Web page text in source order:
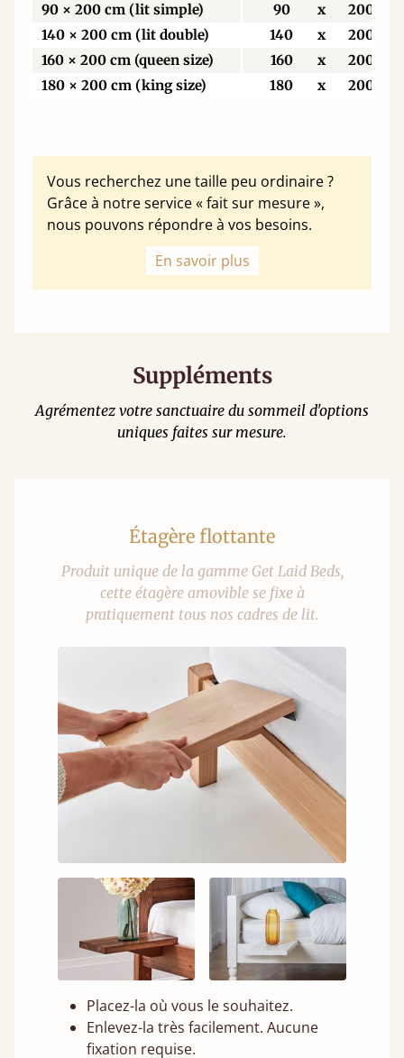
90 × 200 cm (lit simple)
90 x
200
140 × 200 cm (lit double)
140 x
200
160 × 200 cm (queen size)
160 x
200
180 × 200 cm (king size)
180 x 200
Vous recherchez une taille peu ordinaire ?
Grâce à notre service « fait sur mesure »,
nous pouvons répondre à vos besoins.
En savoir plus
Suppléments
Agrémentez votre sanctuaire du sommeil d'options
uniques faites sur mesure.
Étagère flottante
Produit unique de la gamme Get Laid Beds,
cette étagère amovible se fixe à
pratiquement tous nos cadres de lit.
Placez-la où vous le souhaitez.
Enlevez-la très facilement. Aucune
fixation requise.